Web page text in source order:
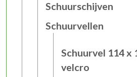
Schuurschijven
Schuurvellen
Schuurvel 114 x
velcro